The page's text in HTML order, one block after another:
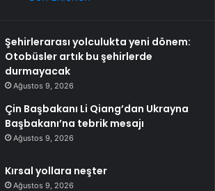
Şehirlerarası yolculukta yeni dönem:
Otobüsler artık bu şehirlerde
durmayacak
Ağustos 9, 2026
Çin Başbakanı Li Qiang’dan Ukrayna
Başbakanı’na tebrik mesajı
Ağustos 9, 2026
Kırsal yollara neşter
Ağustos 9, 2026